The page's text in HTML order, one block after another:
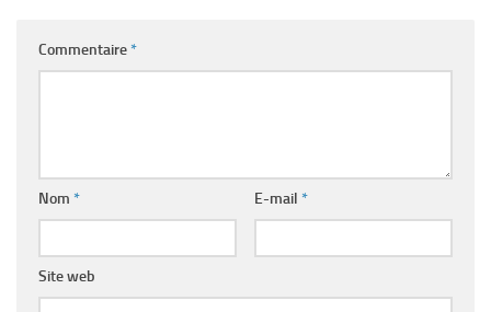
Commentaire*
Nom * E-mail *
Site web